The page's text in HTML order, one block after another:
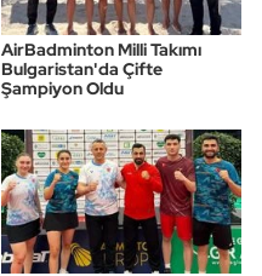
AirBadminton Milli Takımı
Bulgaristan'da Çifte
Şampiyon Oldu